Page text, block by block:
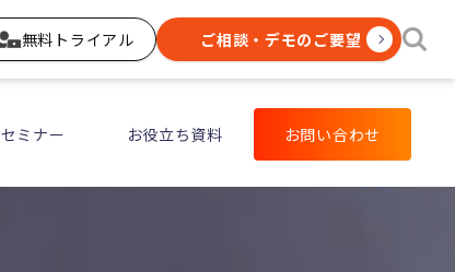
無料トライアル ご相談・デモのご要望
セミナー お役立ち資料 お問い合わせ